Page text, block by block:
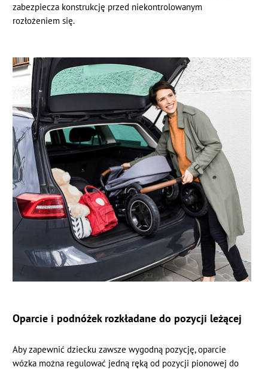
zabezpiecza konstrukcję przed niekontrolowanym
rozłożeniem się.
Oparcie i podnóżek rozkładane do pozycji leżącej
Aby zapewnić dziecku zawsze wygodną pozycję, oparcie
wózka można regulować jedną ręką od pozycji pionowej do